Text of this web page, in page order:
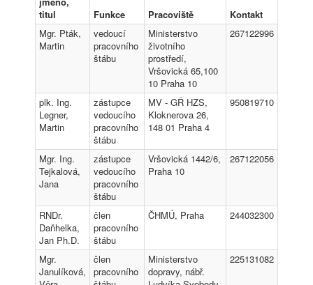
titul
Funkce Pracoviště
Kontakt
Mgr. Pták,
Martin
vedoucí
pracovního
štábu
Ministerstvo
životního
prostředí,
Vršovická 65,100
10 Praha 10
267122996
plk. Ing.
Legner,
Martin
zástupce
vedoucího
pracovního
štábu
MV - GŘ HZS,
Kloknerova 26,
148 01 Praha 4
950819710
Mgr. Ing.
Tejkalová,
Jana
zástupce
vedoucího
pracovního
štábu
Vršovická 1442/6,
Praha 10
267122056
RNDr.
Daňhelka,
Jan Ph.D.
člen
pracovního
štábu
ČHMÚ, Praha 244032300
Mgr.
Janulíková,
člen
pracovního
Ministerstvo
dopravy, nábř.
225131082